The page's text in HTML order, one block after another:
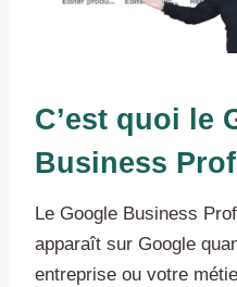
C’est quoi le
Business
Le Google Business
apparaît sur Google
entreprise ou votre